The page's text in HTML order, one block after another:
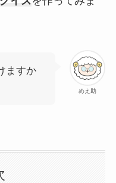
めえ助
ますか